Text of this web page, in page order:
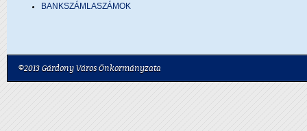
BANKSZÁMLASZÁMOK
©2013 Gárdony Város Önkormányzata